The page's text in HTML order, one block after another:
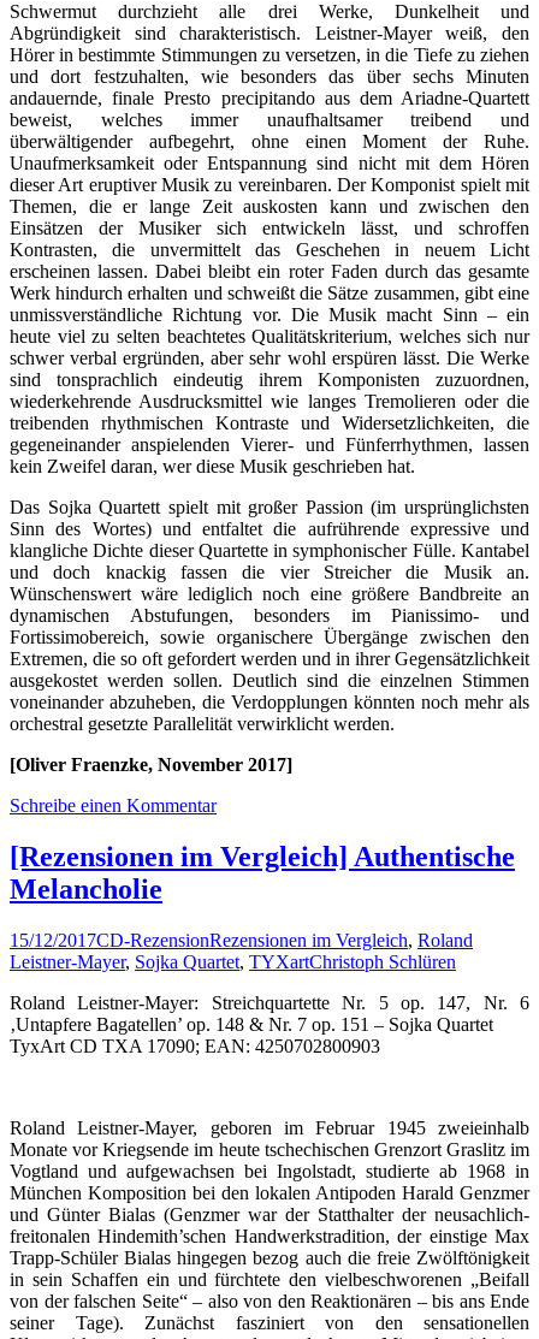
Schwermut durchzieht alle drei Werke, Dunkelheit und
Abgründigkeit sind charakteristisch. Leistner-Mayer weiß, den
Hörer in bestimmte Stimmungen zu versetzen, in die Tiefe zu ziehen
und dort festzuhalten, wie besonders das über sechs Minuten
andauernde, finale Presto precipitando aus dem Ariadne-Quartett
beweist, welches immer unaufhaltsamer treibend und
überwältigender aufbegehrt, ohne einen Moment der Ruhe.
Unaufmerksamkeit oder Entspannung sind nicht mit dem Hören
dieser Art eruptiver Musik zu vereinbaren. Der Komponist spielt mit
Themen, die er lange Zeit auskosten kann und zwischen den
Einsätzen der Musiker sich entwickeln lässt, und schroffen
Kontrasten, die unvermittelt das Geschehen in neuem Licht
erscheinen lassen. Dabei bleibt ein roter Faden durch das gesamte
Werk hindurch erhalten und schweißt die Sätze zusammen, gibt eine
unmissverständliche Richtung vor. Die Musik macht Sinn – ein
heute viel zu selten beachtetes Qualitätskriterium, welches sich nur
schwer verbal ergründen, aber sehr wohl erspüren lässt. Die Werke
sind tonsprachlich eindeutig ihrem Komponisten zuzuordnen,
wiederkehrende Ausdrucksmittel wie langes Tremolieren oder die
treibenden rhythmischen Kontraste und Widersetzlichkeiten, die
gegeneinander anspielenden Vierer- und Fünferrhythmen, lassen
kein Zweifel daran, wer diese Musik geschrieben hat.
Das Sojka Quartett spielt mit großer Passion (im ursprünglichsten
Sinn des Wortes) und entfaltet die aufrührende expressive und
klangliche Dichte dieser Quartette in symphonischer Fülle. Kantabel
und doch knackig fassen die vier Streicher die Musik an.
Wünschenswert wäre lediglich noch eine größere Bandbreite an
dynamischen Abstufungen, besonders im Pianissimo- und
Fortissimobereich, sowie organischere Übergänge zwischen den
Extremen, die so oft gefordert werden und in ihrer Gegensätzlichkeit
ausgekostet werden sollen. Deutlich sind die einzelnen Stimmen
voneinander abzuheben, die Verdopplungen könnten noch mehr als
orchestral gesetzte Parallelität verwirklicht werden.
[Oliver Fraenzke, November 2017]
Schreibe einen Kommentar
[Rezensionen im Vergleich] Authentische
Melancholie
15/12/2017CD-RezensionRezensionen im Vergleich, Roland
Leistner-Mayer, Sojka Quartet, TYXartChristoph Schlüren
Roland Leistner-Mayer: Streichquartette Nr. 5 op. 147, Nr. 6
‚Untapfere Bagatellen’ op. 148 & Nr. 7 op. 151 – Sojka Quartet
TyxArt CD TXA 17090; EAN: 4250702800903
Roland Leistner-Mayer, geboren im Februar 1945 zweieinhalb
Monate vor Kriegsende im heute tschechischen Grenzort Graslitz im
Vogtland und aufgewachsen bei Ingolstadt, studierte ab 1968 in
München Komposition bei den lokalen Antipoden Harald Genzmer
und Günter Bialas (Genzmer war der Statthalter der neusachlich-
freitonalen Hindemith’schen Handwerkstradition, der einstige Max
Trapp-Schüler Bialas hingegen bezog auch die freie Zwölftönigkeit
in sein Schaffen ein und fürchtete den vielbeschworenen „Beifall
von der falschen Seite“ – also von den Reaktionären – bis ans Ende
seiner Tage). Zunächst fasziniert von den sensationellen